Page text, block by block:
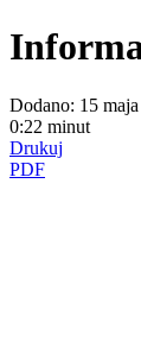
Dodano: 15
0:22 minut
Drukuj
PDF